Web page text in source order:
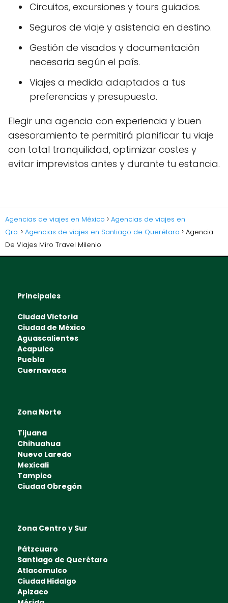
Circuitos, excursiones y tours guiados.
Seguros de viaje y asistencia en destino.
Gestión de visados y documentación
necesaria según el país.
Viajes a medida adaptados a tus
preferencias y presupuesto.
Elegir una agencia con experiencia y buen
asesoramiento te permitirá planificar tu viaje
con total tranquilidad, optimizar costes y
evitar imprevistos antes y durante tu estancia.
Agencias de viajes en México
Agencias de viajes en
Qro.
Agencias de viajes en Santiago de Querétaro
Agencia
De Viajes Miro Travel Milenio
Principales
Ciudad Victoria
Ciudad de México
Aguascalientes
Acapulco
Puebla
Cuernavaca
Zona Norte
Tijuana
Chihuahua
Nuevo Laredo
Mexicali
Tampico
Ciudad Obregón
Zona Centro y Sur
Pátzcuaro
Santiago de Querétaro
Atlacomulco
Ciudad Hidalgo
Apizaco